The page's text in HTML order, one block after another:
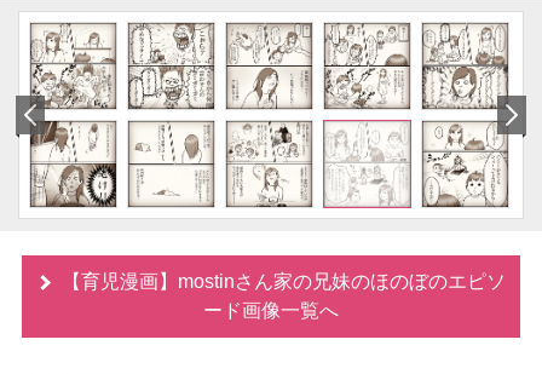
【育児漫画】mostinさん家の兄妹のほのぼのエピソ
ード画像一覧へ